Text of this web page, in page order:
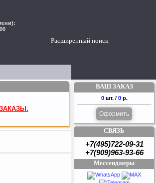
Расширенный поиск
ВАШ ЗАКАЗ
0 шт. / 0 р.
Оформить
СВЯЗЬ
+7(495)722-09-31
+7(909)963-93-66
Мессенджеры